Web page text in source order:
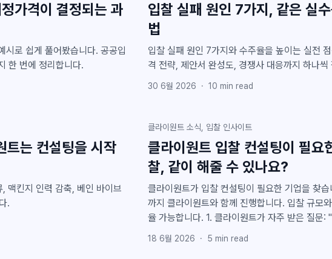
가격이 결정되는 과
시로 쉽게 풀어봤습니다. 공공입
한 번에 정리합니다.
입찰 실패 원인 7가지, 같은 실
법
입찰 실패 원인 7가지와 수주율을 높이는 실전
격 전략, 제안서 완성도, 경쟁사 대응까지 하나씩
30 6월 2026 · 10 min read
트는 컨설팅을 시작
킨지 인력 감축, 베인 바이브
.
클라이원트 소식, 입찰 인사이트
클라이원트 입찰 컨설팅이 필요
찰, 같이 해줄 수 있나요?
클라이원트가 입찰 컨설팅이 필요한 기업을 찾
까지 클라이원트와 함께 진행합니다. 입찰 규모
율 가능합니다. 1. 클라이원트가 자주 받은 질문: "공공 입찰, 같이 해줄 수 있나요?" 클라이
원트는 그동안 입찰 컨설팅 요청을 정말 많이 받았습니다. 클라이원트가 공
18 6월 2026 · 5 min read